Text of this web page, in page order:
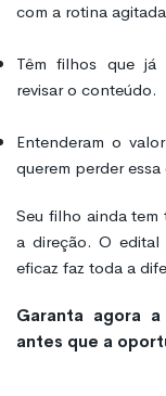
com a rotina
Têm filhos que já
revisar o conteúdo.
Entenderam o
querem perder
Seu filho ainda
a direção. O
eficaz faz toda a
Garanta agora
antes que a